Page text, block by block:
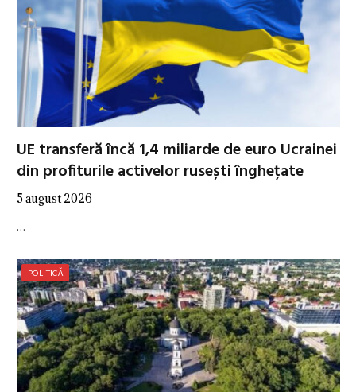
UE transferă încă 1,4 miliarde de euro Ucrainei
din profiturile activelor rusești înghețate
5 august 2026
…
POLITICĂ